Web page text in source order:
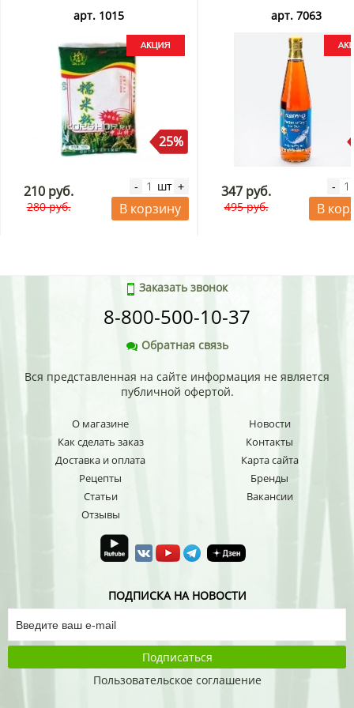
арт. 1015
25%
210 руб.
280 руб.
- шт +
В корзину
арт. 7063
347 руб.
495 руб.
-
В
Заказать звонок
8-800-500-10-37
Обратная связь
Вся представленная на сайте информация не является
публичной офертой.
О магазине
Как сделать заказ
Доставка и оплата
Рецепты
Статьи
Отзывы
Новости
Контакты
Карта сайта
Бренды
Вакансии
ПОДПИСКА НА НОВОСТИ
Подписаться
Пользовательское соглашение